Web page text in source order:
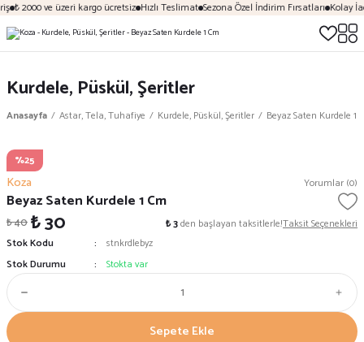
₺ 2000 ve üzeri kargo ücretsiz Hızlı Teslimat Sezona Özel İndirim Fırsatları Kolay
Kurdele, Püskül, Şeritler
Anasayfa Astar, Tela, Tuhafiye Kurdele, Püskül, Şeritler Beyaz Saten Kurdele 1
%25
Koza Yorumlar (0)
Beyaz Saten Kurdele 1 Cm
₺ 40₺ 30 ₺ 3den başlayan taksitlerle!Taksit Seçenekleri
Stok Kodu
stnkrdlebyz
Stok Durumu
Stokta var
Sepete Ekle